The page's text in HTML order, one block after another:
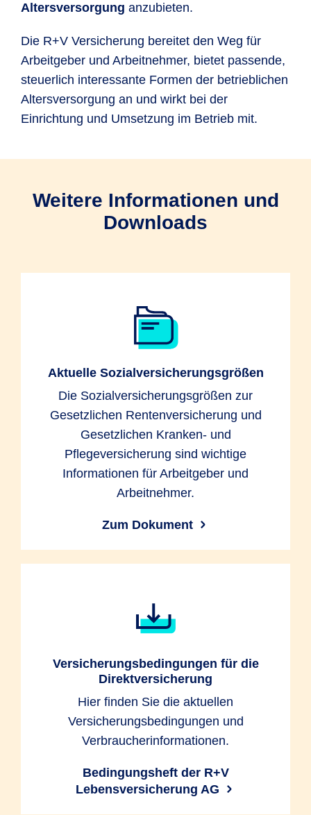
Altersversorgung anzubieten.
Die R+V Versicherung bereitet den Weg für
Arbeitgeber und Arbeitnehmer, bietet passende,
steuerlich interessante Formen der betrieblichen
Altersversorgung an und wirkt bei der
Einrichtung und Umsetzung im Betrieb mit.
Weitere Informationen und
Downloads
Aktuelle Sozialversicherungsgrößen
Die Sozialversicherungsgrößen zur
Gesetzlichen Rentenversicherung und
Gesetzlichen Kranken- und
Pflegeversicherung sind wichtige
Informationen für Arbeitgeber und
Arbeitnehmer.
Zum Dokument
Versicherungsbedingungen für die
Direktversicherung
Hier finden Sie die aktuellen
Versicherungsbedingungen und
Verbraucherinformationen.
Bedingungsheft der R+V
Lebensversicherung AG